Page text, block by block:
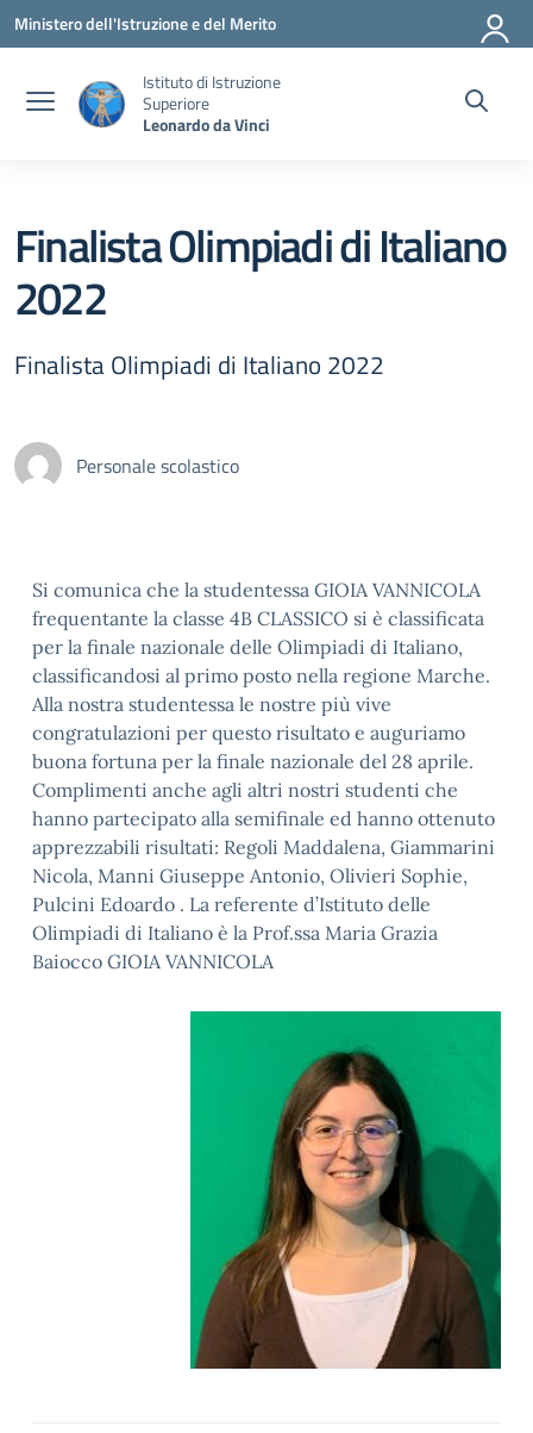
Vai ai contenuti
Vai al menu di navigazione
Vai al footer
Ministero dell'Istruzione e del Merito
Istituto di Istruzione
Superiore
Leonardo da Vinci
Finalista Olimpiadi di Italiano
2022
Finalista Olimpiadi di Italiano 2022
Personale scolastico
Si comunica che la studentessa GIOIA VANNICOLA
frequentante la classe 4B CLASSICO si è classificata
per la finale nazionale delle Olimpiadi di Italiano,
classificandosi al primo posto nella regione Marche.
Alla nostra studentessa le nostre più vive
congratulazioni per questo risultato e auguriamo
buona fortuna per la finale nazionale del 28 aprile.
Complimenti anche agli altri nostri studenti che
hanno partecipato alla semifinale ed hanno ottenuto
apprezzabili risultati: Regoli Maddalena, Giammarini
Nicola, Manni Giuseppe Antonio, Olivieri Sophie,
Pulcini Edoardo . La referente d’Istituto delle
Olimpiadi di Italiano è la Prof.ssa Maria Grazia
Baiocco GIOIA VANNICOLA